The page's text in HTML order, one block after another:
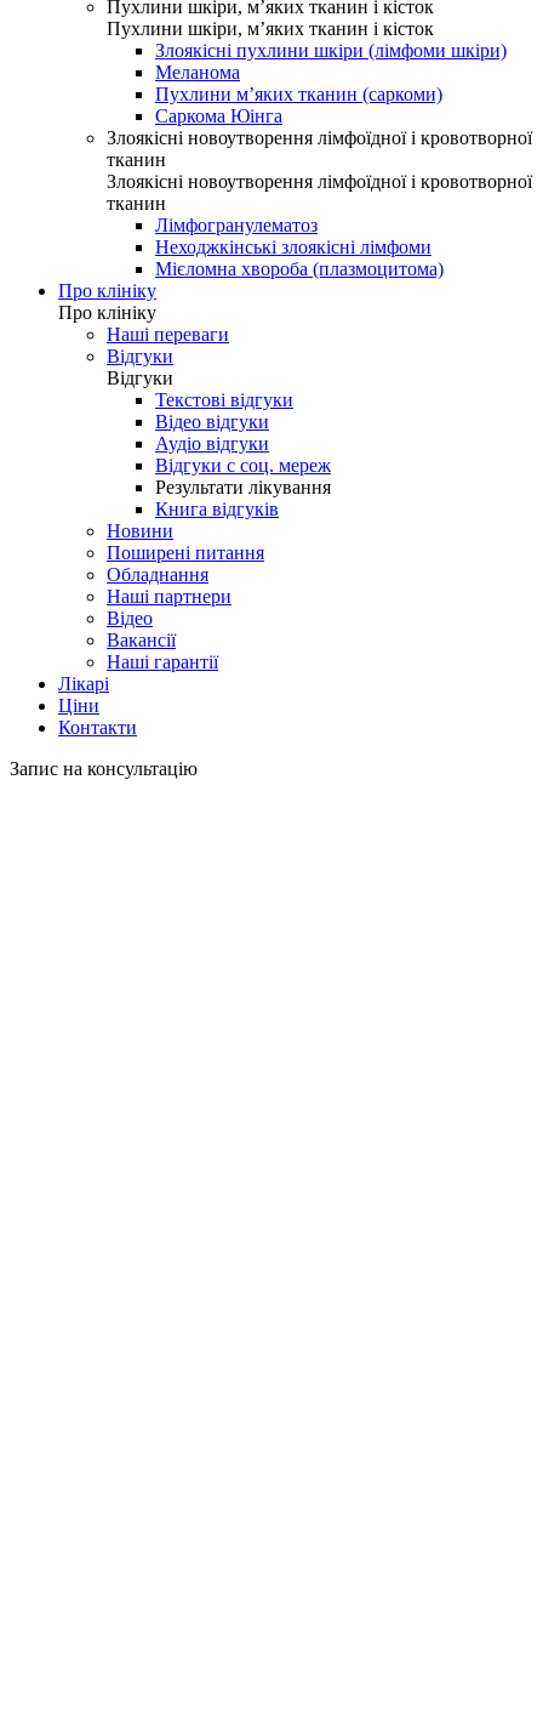
Пухлини шкіри, м’яких тканин і кісток
Пухлини шкіри, м’яких тканин і кісток
Злоякісні пухлини шкіри (лімфоми шкіри)
Меланома
Пухлини м’яких тканин (саркоми)
Саркома Юінга
Злоякісні новоутворення лімфоїдної і кровотворної
тканин
Злоякісні новоутворення лімфоїдної і кровотворної
тканин
Лімфогранулематоз
Неходжкінські злоякісні лімфоми
Мієломна хвороба (плазмоцитома)
Про клініку
Про клініку
Наші переваги
Відгуки
Відгуки
Текстові відгуки
Відео відгуки
Аудіо відгуки
Відгуки с соц. мереж
Результати лікування
Книга відгуків
Новини
Поширені питання
Обладнання
Наші партнери
Відео
Вакансії
Наші гарантії
Лікарі
Ціни
Контакти
Запис на консультацію